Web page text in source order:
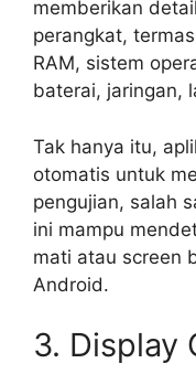
memberikan
perangkat,
RAM, sistem
baterai, jaringan,
Tak hanya itu,
otomatis untuk
pengujian, salah
ini mampu
mati atau screen
Android.
3. Display